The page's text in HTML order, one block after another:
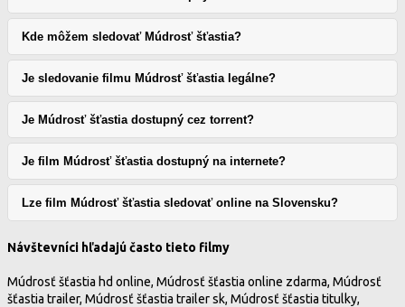
Kde môžem sledovať Múdrosť šťastia?
Je sledovanie filmu Múdrosť šťastia legálne?
Je Múdrosť šťastia dostupný cez torrent?
Je film Múdrosť šťastia dostupný na internete?
Lze film Múdrosť šťastia sledovať online na Slovensku?
Návštevníci hľadajú často tieto filmy
Múdrosť šťastia hd online, Múdrosť šťastia online zdarma, Múdrosť
šťastia trailer, Múdrosť šťastia trailer sk, Múdrosť šťastia titulky,